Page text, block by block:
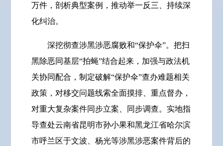
万件，剖析典型案例，推动举一反三、持续深
化纠治。
深挖彻查涉黑涉恶腐败和“保护伞”。把扫
黑除恶同基层“拍蝇”结合起来，加强与政法机
关协同配合，制定破解“保护伞”查办难题相关
政策，对移交问题线索全面摸排、重点督办，
对重大复杂案件同步立案、同步调查。实地指
导查处云南省昆明市孙小果和黑龙江省哈尔滨
市呼兰区于文波、杨光等涉黑涉恶案件背后的